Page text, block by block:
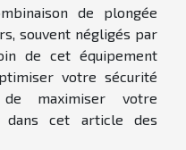
de plongée
souvent négligés par
de cet équipement
votre sécurité
maximiser votre
dans cet article des